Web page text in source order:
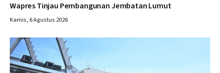
Wapres Tinjau Pembangunan Jembatan Lumut
Kamis, 6 Agustus 2026